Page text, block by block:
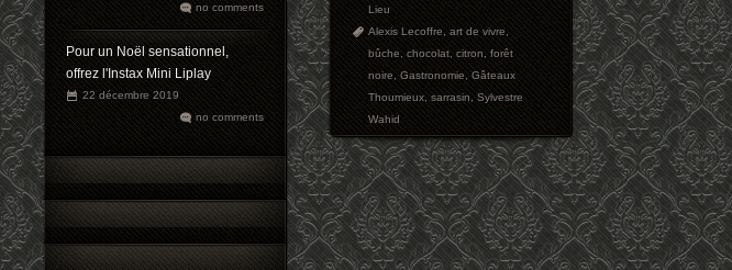
no comments
Pour un Noël sensationnel,
offrez l'Instax Mini Liplay
22 décembre 2019
no comments
Lieu
Alexis Lecoffre,art de vivre,
bûche,chocolat,citron,forêt
noire,Gastronomie,Gâteaux
Thoumieux,sarrasin,Sylvestre
Wahid